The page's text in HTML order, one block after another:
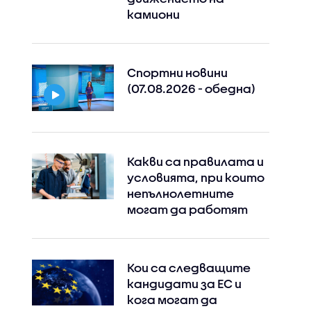
камиони
Спортни новини
(07.08.2026 - обедна)
Какви са правилата и
условията, при които
непълнолетните
могат да работят
Кои са следващите
кандидати за ЕС и
кога могат да